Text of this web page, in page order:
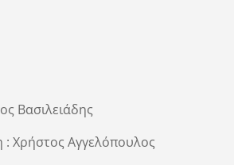
Βασιλειάδης
: Χρήστος Αγγελόπουλος